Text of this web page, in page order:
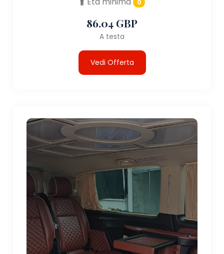
0
86.04 GBP
A testa
Vedi Offerta